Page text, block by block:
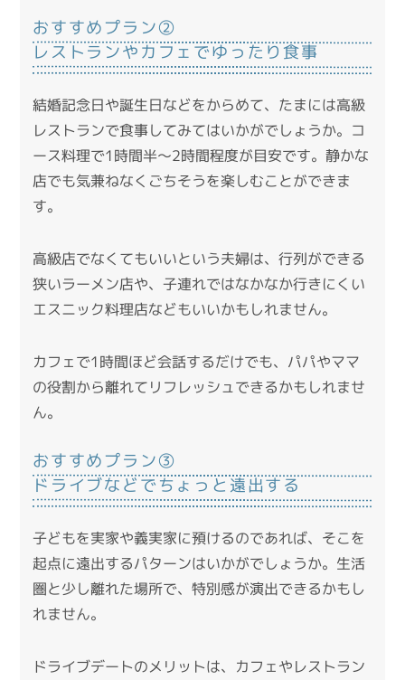
おすすめプラン②
レストランやカフェでゆったり食事
結婚記念日や誕生日などをからめて、たまには高級
レストランで食事してみてはいかがでしょうか。コ
ース料理で1時間半〜2時間程度が目安です。静かな
店でも気兼ねなくごちそうを楽しむことができま
す。
高級店でなくてもいいという夫婦は、行列ができる
狭いラーメン店や、子連れではなかなか行きにくい
エスニック料理店などもいいかもしれません。
カフェで1時間ほど会話するだけでも、パパやママ
の役割から離れてリフレッシュできるかもしれませ
ん。
おすすめプラン③
ドライブなどでちょっと遠出する
子どもを実家や義実家に預けるのであれば、そこを
起点に遠出するパターンはいかがでしょうか。生活
圏と少し離れた場所で、特別感が演出できるかもし
れません。
ドライブデートのメリットは、カフェやレストラン